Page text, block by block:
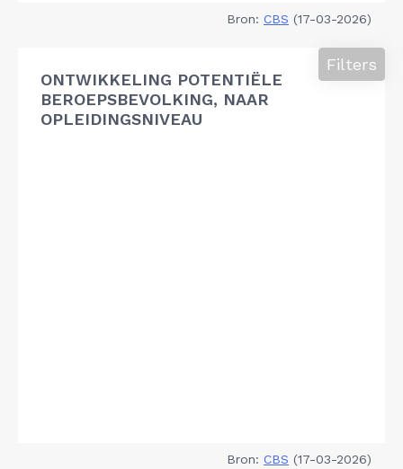
Bron: CBS (17-03-2026)
ONTWIKKELING POTENTIËLE
BEROEPSBEVOLKING, NAAR
OPLEIDINGSNIVEAU
Filters
Bron: CBS (17-03-2026)